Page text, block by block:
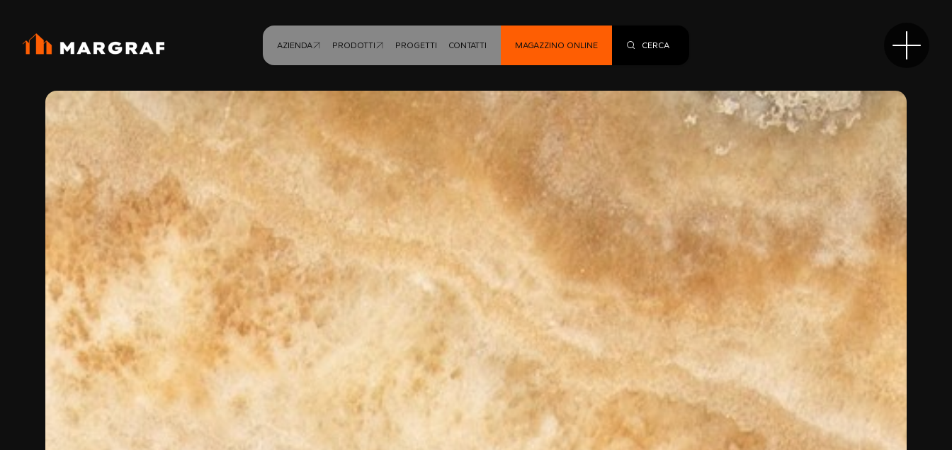
AZIENDA PRODOTTI PROGETTI CONTATTI MAGAZZINO ONLINE CERCA